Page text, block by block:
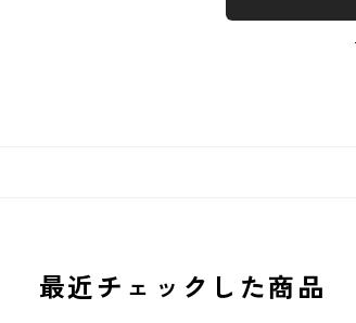
最近チェックした商品